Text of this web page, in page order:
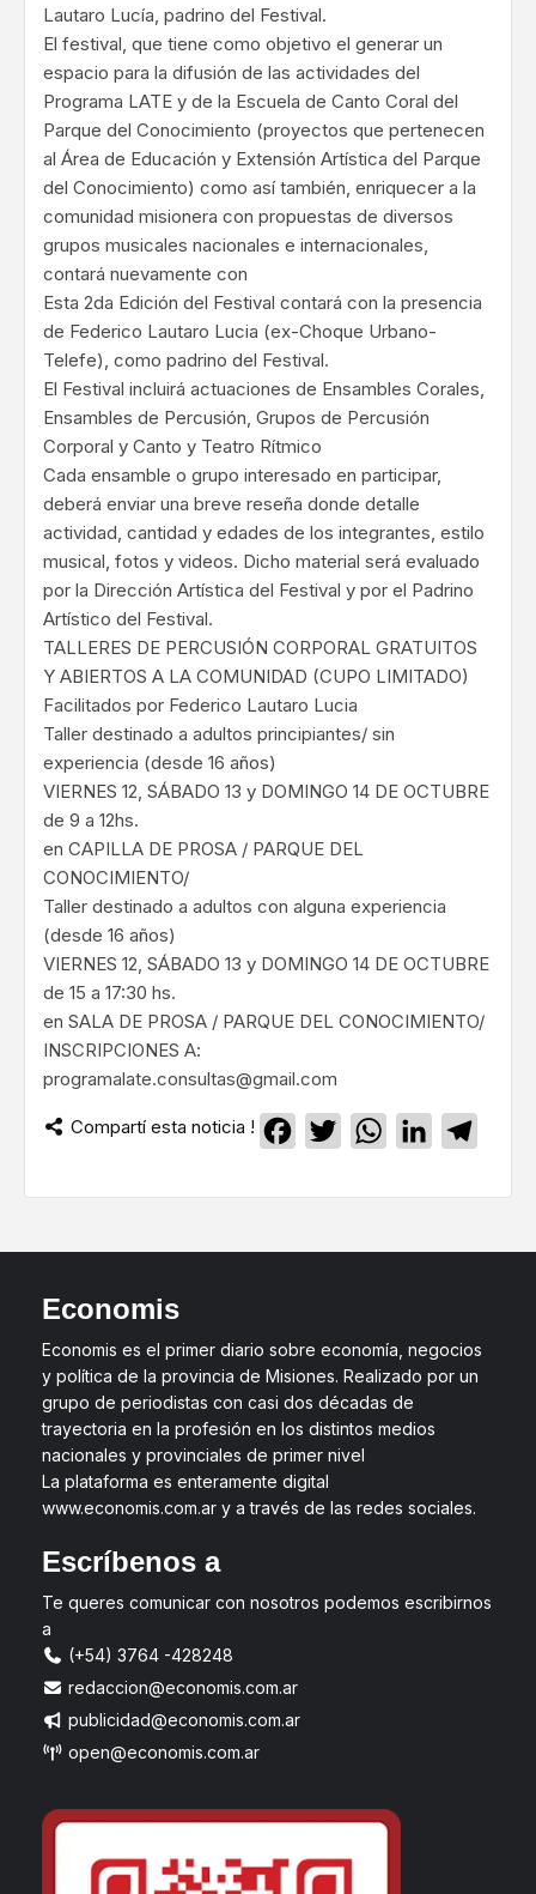
Lautaro Lucía, padrino del Festival.
El festival, que tiene como objetivo el generar un
espacio para la difusión de las actividades del
Programa LATE y de la Escuela de Canto Coral del
Parque del Conocimiento (proyectos que pertenecen
al Área de Educación y Extensión Artística del Parque
del Conocimiento) como así también, enriquecer a la
comunidad misionera con propuestas de diversos
grupos musicales nacionales e internacionales,
contará nuevamente con
Esta 2da Edición del Festival contará con la presencia
de Federico Lautaro Lucia (ex-Choque Urbano-
Telefe), como padrino del Festival.
El Festival incluirá actuaciones de Ensambles Corales,
Ensambles de Percusión, Grupos de Percusión
Corporal y Canto y Teatro Rítmico
Cada ensamble o grupo interesado en participar,
deberá enviar una breve reseña donde detalle
actividad, cantidad y edades de los integrantes, estilo
musical, fotos y videos. Dicho material será evaluado
por la Dirección Artística del Festival y por el Padrino
Artístico del Festival.
TALLERES DE PERCUSIÓN CORPORAL GRATUITOS
Y ABIERTOS A LA COMUNIDAD (CUPO LIMITADO)
Facilitados por Federico Lautaro Lucia
Taller destinado a adultos principiantes/ sin
experiencia (desde 16 años)
VIERNES 12, SÁBADO 13 y DOMINGO 14 DE OCTUBRE
de 9 a 12hs.
en CAPILLA DE PROSA / PARQUE DEL
CONOCIMIENTO/
Taller destinado a adultos con alguna experiencia
(desde 16 años)
VIERNES 12, SÁBADO 13 y DOMINGO 14 DE OCTUBRE
de 15 a 17:30 hs.
en SALA DE PROSA / PARQUE DEL CONOCIMIENTO/
INSCRIPCIONES A:
programalate.consultas@gmail.com
Compartí esta noticia ! Facebook
TwitterWhatsApp
LinkedIn
Economis
Economis es el primer diario sobre economía, negocios
y política de la provincia de Misiones. Realizado por un
grupo de periodistas con casi dos décadas de
trayectoria en la profesión en los distintos medios
nacionales y provinciales de primer nivel
La plataforma es enteramente digital
www.economis.com.ar y a través de las redes sociales.
Escríbenos a
Te queres comunicar con nosotros podemos escribirnos
a
(+54) 3764 -428248
redaccion@economis.com.ar
publicidad@economis.com.ar
open@economis.com.ar